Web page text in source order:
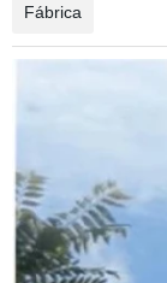
Fábrica